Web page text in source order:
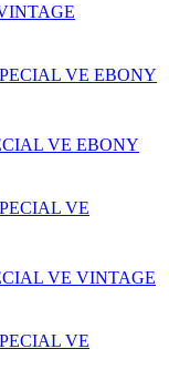
VE EBONY
VE VINTAGE